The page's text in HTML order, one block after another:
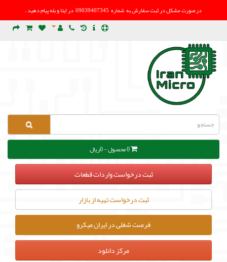
در صورت مشکل درثبت سفارش به شماره 09039407345 در ایتا و بله پیام دهید .
0 محصول - 0ریال
ثبت درخواست واردات قطعات
ثبت درخواست تهیه از بازار
فرصت شغلی در ایران میکرو
مرکز دانلود